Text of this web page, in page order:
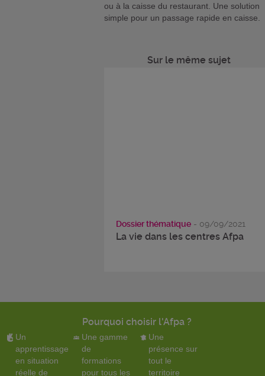
ou à la caisse du restaurant. Une solution
simple pour un passage rapide en caisse.
Sur le même sujet
Dossier thématique - 09/09/2021
La vie dans les centres Afpa
Pourquoi choisir l'Afpa ?
Un
apprentissage
en situation
réelle de
Une gamme
de
formations
pour tous les
Une
présence sur
tout le
territoire